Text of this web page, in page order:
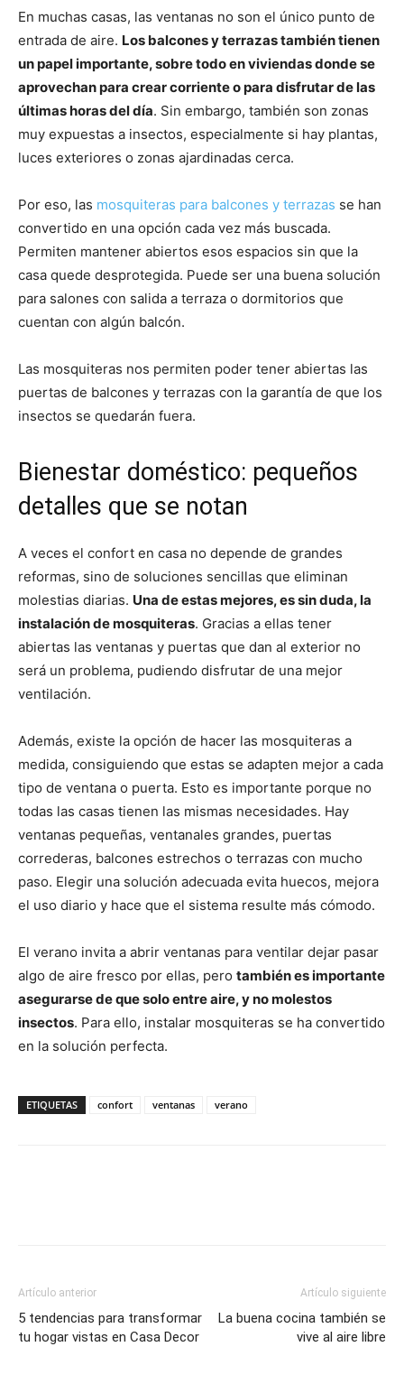
En muchas casas, las ventanas no son el único punto de
entrada de aire. Los balcones y terrazas también tienen
un papel importante, sobre todo en viviendas donde se
aprovechan para crear corriente o para disfrutar de las
últimas horas del día. Sin embargo, también son zonas
muy expuestas a insectos, especialmente si hay plantas,
luces exteriores o zonas ajardinadas cerca.
Por eso, las mosquiteras para balcones y terrazas se han
convertido en una opción cada vez más buscada.
Permiten mantener abiertos esos espacios sin que la
casa quede desprotegida. Puede ser una buena solución
para salones con salida a terraza o dormitorios que
cuentan con algún balcón.
Las mosquiteras nos permiten poder tener abiertas las
puertas de balcones y terrazas con la garantía de que los
insectos se quedarán fuera.
Bienestar doméstico: pequeños
detalles que se notan
A veces el confort en casa no depende de grandes
reformas, sino de soluciones sencillas que eliminan
molestias diarias. Una de estas mejores, es sin duda, la
instalación de mosquiteras. Gracias a ellas tener
abiertas las ventanas y puertas que dan al exterior no
será un problema, pudiendo disfrutar de una mejor
ventilación.
Además, existe la opción de hacer las mosquiteras a
medida, consiguiendo que estas se adapten mejor a cada
tipo de ventana o puerta. Esto es importante porque no
todas las casas tienen las mismas necesidades. Hay
ventanas pequeñas, ventanales grandes, puertas
correderas, balcones estrechos o terrazas con mucho
paso. Elegir una solución adecuada evita huecos, mejora
el uso diario y hace que el sistema resulte más cómodo.
El verano invita a abrir ventanas para ventilar dejar pasar
algo de aire fresco por ellas, pero también es importante
asegurarse de que solo entre aire, y no molestos
insectos. Para ello, instalar mosquiteras se ha convertido
en la solución perfecta.
ETIQUETAS confort ventanas verano
Artículo anterior
5 tendencias para transformar
tu hogar vistas en Casa Decor
Artículo siguiente
La buena cocina también se
vive al aire libre